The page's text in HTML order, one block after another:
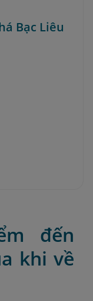
Bạc Liêu
đến
khi về